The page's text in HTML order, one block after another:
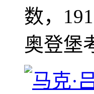
数，
奥登堡